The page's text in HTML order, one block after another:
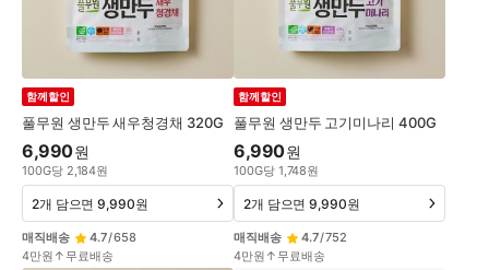
풀무원 생만두 새우청경채 320G
함께할인
6,990원
100G당 2,184원
매직배송 4.7/658
4만원↑무료배송
2개 담으면 9,990원
풀무원 생만두 고기미나리 400G
함께할인
6,990원
100G당 1,748원
매직배송 4.7/752
4만원↑무료배송
2개 담으면 9,990원